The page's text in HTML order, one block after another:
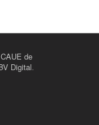
CAUE de
Digital.